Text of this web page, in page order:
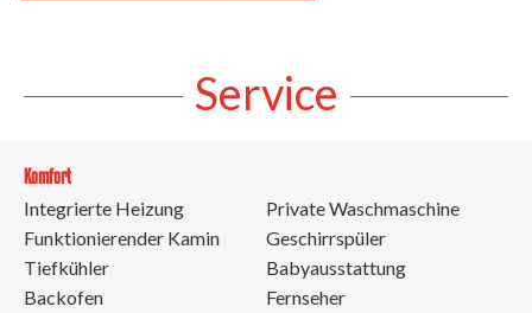
Service
Komfort
Integrierte Heizung
Funktionierender Kamin
Tiefkühler
Backofen
Private Waschmaschine
Geschirrspüler
Babyausstattung
Fernseher